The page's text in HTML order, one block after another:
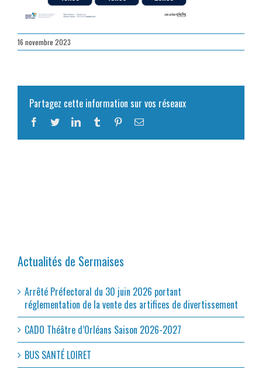
16 novembre 2023
Partagez cette information sur vos réseaux
Facebook
TwitterLinkedInTumblr PinterestEmail
Actualités de Sermaises
Arrêté Préfectoral du 30 juin 2026 portant
réglementation de la vente des artifices de divertissement
CADO Théâtre d’Orléans Saison 2026-2027
BUS SANTÉ LOIRET